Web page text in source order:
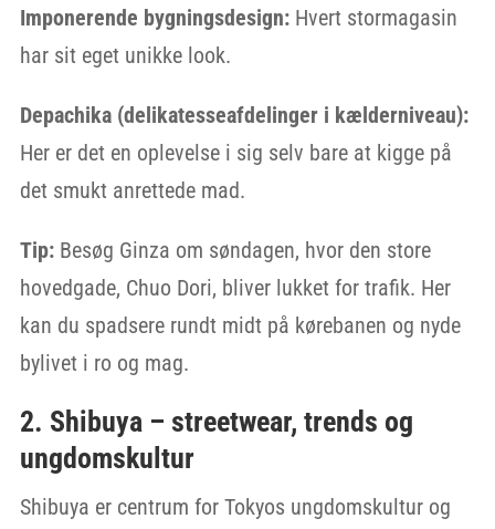
Imponerende bygningsdesign:Hvert stormagasin
har sit eget unikke look.
Depachika (delikatesseafdelinger i kælderniveau):
Her er det en oplevelse i sig selv bare at kigge på
det smukt anrettede mad.
Tip:Besøg Ginza om søndagen, hvor den store
hovedgade, Chuo Dori, bliver lukket for trafik. Her
kan du spadsere rundt midt på kørebanen og nyde
bylivet i ro og mag.
2. Shibuya – streetwear, trends og
ungdomskultur
Shibuya er centrum for Tokyos ungdomskultur og